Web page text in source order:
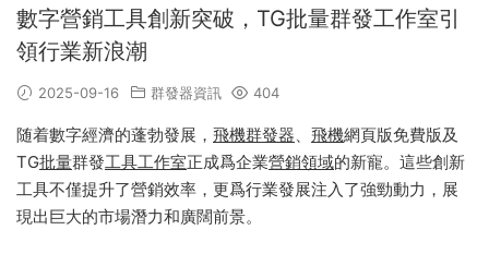
數字營銷工具創新突破，TG批量群發工作室引
領行業新浪潮
2025-09-16 群發器資訊 404
随着數字經濟的蓬勃發展， 飛機群發器、 飛機網頁版免費版及
TG批量群發工具工作室正成爲企業營銷領域的新寵。這些創新
工具不僅提升了營銷效率，更爲行業發展注入了強勁動力，展
現出巨大的市場潛力和廣闊前景。